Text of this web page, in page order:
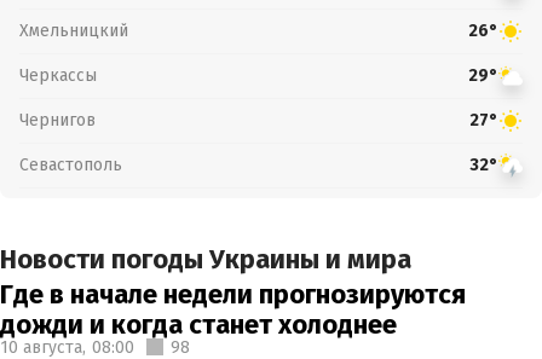
Хмельницкий 26°
Черкассы 29°
Чернигов 27°
Севастополь 32°
Новости погоды Украины и мира
Где в начале недели прогнозируются
дожди и когда станет холоднее
10 августа, 08:00 98